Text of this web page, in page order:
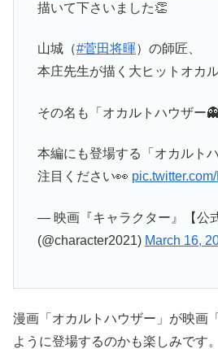
描いて下さいました👏
山城（#菅田将暉）の師匠、
本庄先生が描く大ヒットオカ
その名も「オカルトハウザー👻
本編にも登場する「オカルト
注目ください👀
— 映画『キャラクター』【公
(@character2021) March 16,
漫画「オカルトハウザー」が映画
ように登場するのかも楽しみです。